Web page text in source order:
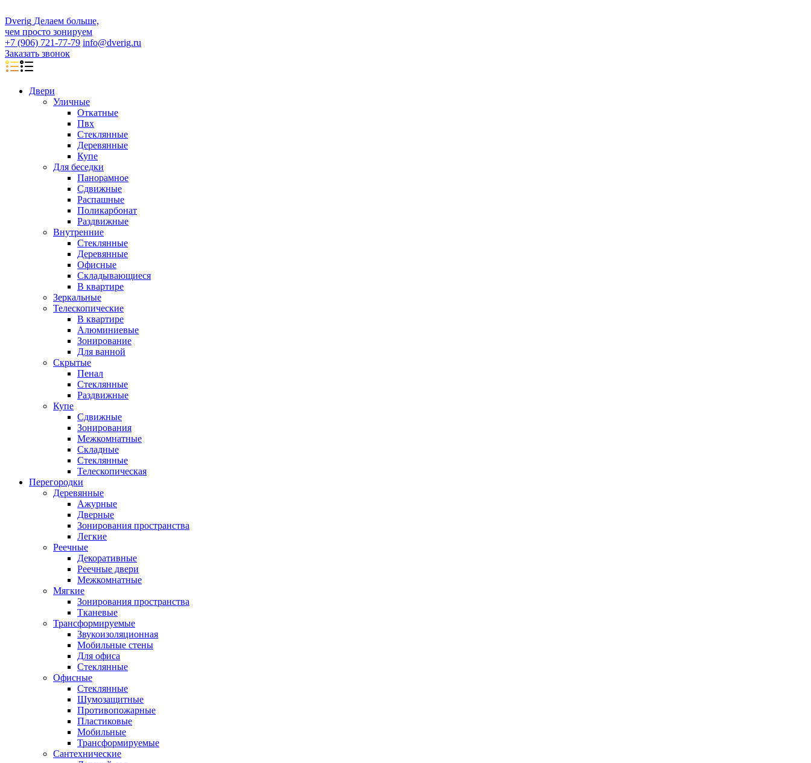
Dverig Делаем больше,
чем просто зонируем
+7 (906) 721-77-79 info@dverig.ru
Заказать звонок
Двери
Уличные
Откатные
Пвх
Стеклянные
Деревянные
Купе
Для беседки
Панорамное
Сдвижные
Распашные
Поликарбонат
Раздвижные
Внутренние
Стеклянные
Деревянные
Офисные
Складывающиеся
В квартире
Зеркальные
Телескопические
В квартире
Алюминиевые
Зонирование
Для ванной
Скрытые
Пенал
Стеклянные
Раздвижные
Купе
Сдвижные
Зонирования
Межкомнатные
Складные
Стеклянные
Телескопическая
Перегородки
Деревянные
Ажурные
Дверные
Зонирования пространства
Легкие
Реечные
Декоративные
Реечные двери
Межкомнатные
Мягкие
Зонирования пространства
Тканевые
Трансформируемые
Звукоизоляционная
Мобильные стены
Для офиса
Стеклянные
Офисные
Стеклянные
Шумозащитные
Противопожарные
Пластиковые
Мобильные
Трансформируемые
Сантехнические